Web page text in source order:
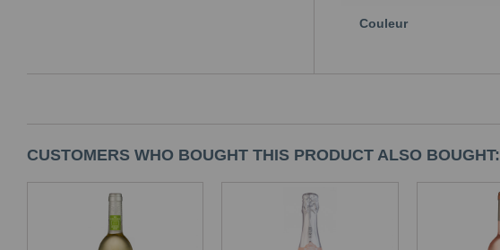
Couleur
CUSTOMERS WHO BOUGHT THIS PRODUCT ALSO BOUGHT: